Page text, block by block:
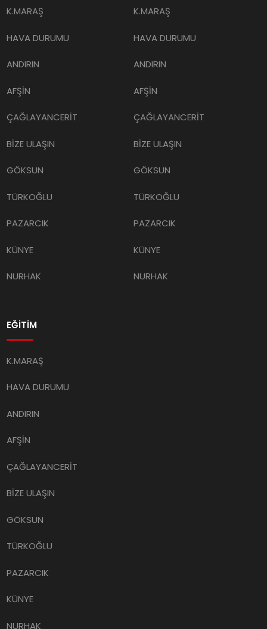
K.MARAŞ
HAVA DURUMU
ANDIRIN
AFŞİN
ÇAĞLAYANCERİT
BİZE ULAŞIN
GÖKSUN
TÜRKOĞLU
PAZARCIK
KÜNYE
NURHAK
K.MARAŞ
HAVA DURUMU
ANDIRIN
AFŞİN
ÇAĞLAYANCERİT
BİZE ULAŞIN
GÖKSUN
TÜRKOĞLU
PAZARCIK
KÜNYE
NURHAK
EĞİTİM
K.MARAŞ
HAVA DURUMU
ANDIRIN
AFŞİN
ÇAĞLAYANCERİT
BİZE ULAŞIN
GÖKSUN
TÜRKOĞLU
PAZARCIK
KÜNYE
NURHAK